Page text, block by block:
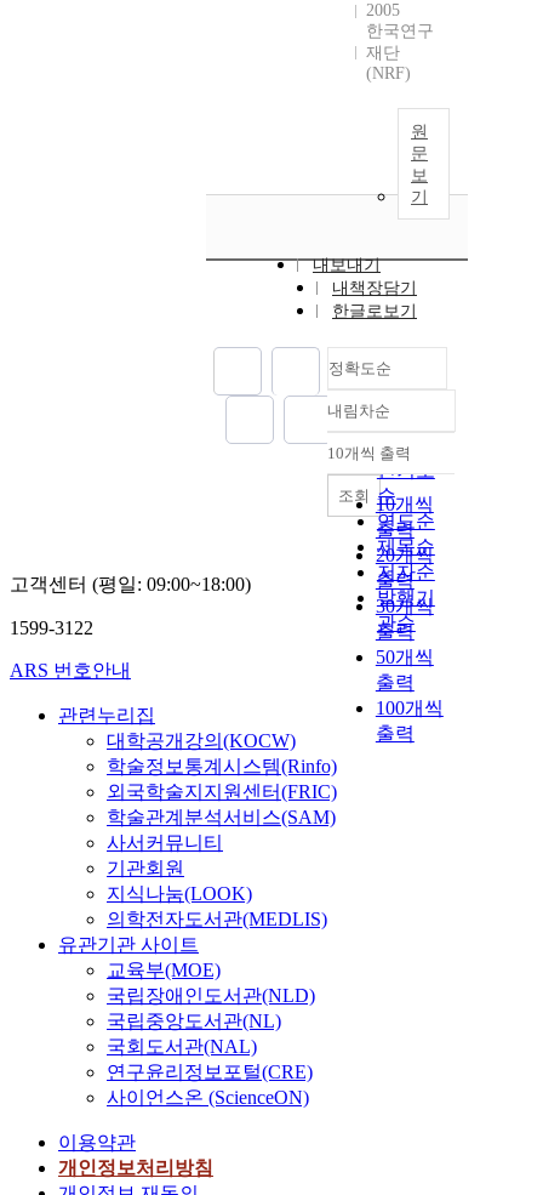
2005
한국연구
재단
(NRF)
원
문
보
기
내보내기
내책장담기
한글로보기
정확도순
정확도
순
인기도
순
연도순
제목순
저자순
발행기
관순
내림차순
내림차순
10개씩 출력
10개씩
출력
20개씩
출력
30개씩
출력
50개씩
출력
100개씩
출력
조회
고객센터 (평일: 09:00~18:00)
1599-3122
ARS 번호안내
관련누리집
대학공개강의(KOCW)
학술정보통계시스템(Rinfo)
외국학술지지원센터(FRIC)
학술관계분석서비스(SAM)
사서커뮤니티
기관회원
지식나눔(LOOK)
의학전자도서관(MEDLIS)
유관기관 사이트
교육부(MOE)
국립장애인도서관(NLD)
국립중앙도서관(NL)
국회도서관(NAL)
연구윤리정보포털(CRE)
사이언스온 (ScienceON)
이용약관
개인정보처리방침